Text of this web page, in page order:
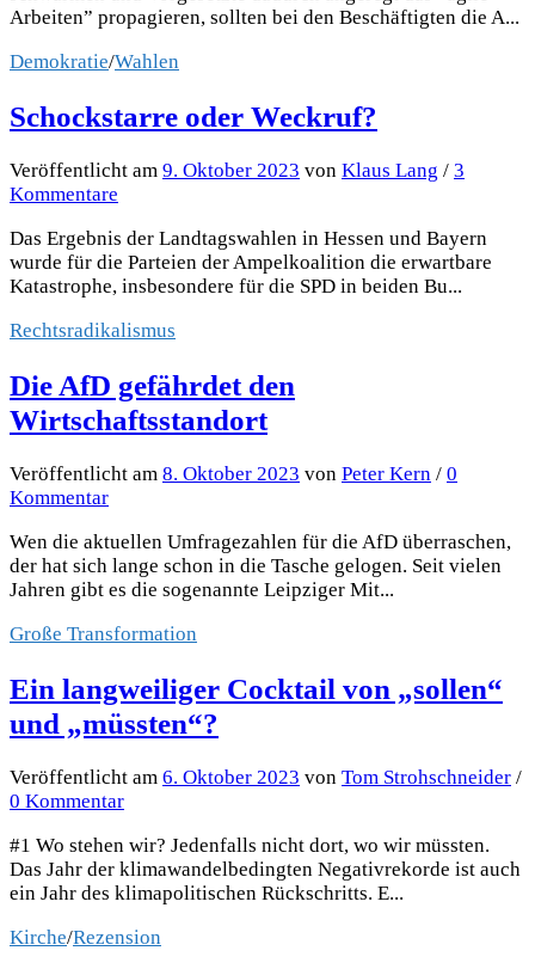
Arbeiten” propagieren, sollten bei den Beschäftigten die A...
Demokratie/Wahlen
Schockstarre oder Weckruf?
Veröffentlicht am 9. Oktober 2023 von Klaus Lang / 3
Kommentare
Das Ergebnis der Landtagswahlen in Hessen und Bayern
wurde für die Parteien der Ampelkoalition die erwartbare
Katastrophe, insbesondere für die SPD in beiden Bu...
Rechtsradikalismus
Die AfD gefährdet den
Wirtschaftsstandort
Veröffentlicht am 8. Oktober 2023 von Peter Kern / 0
Kommentar
Wen die aktuellen Umfragezahlen für die AfD überraschen,
der hat sich lange schon in die Tasche gelogen. Seit vielen
Jahren gibt es die sogenannte Leipziger Mit...
Große Transformation
Ein langweiliger Cocktail von „sollen“
und „müssten“?
Veröffentlicht am 6. Oktober 2023 von Tom Strohschneider /
0 Kommentar
#1 Wo stehen wir? Jedenfalls nicht dort, wo wir müssten.
Das Jahr der klimawandelbedingten Negativrekorde ist auch
ein Jahr des klimapolitischen Rückschritts. E...
Kirche/Rezension